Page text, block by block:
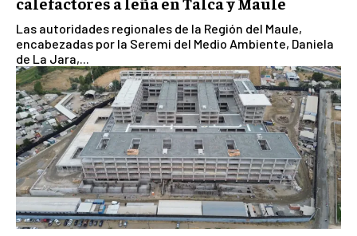
Las autoridades regionales de la Región del Maule,
encabezadas por la Seremi del Medio Ambiente, Daniela
de La Jara,...